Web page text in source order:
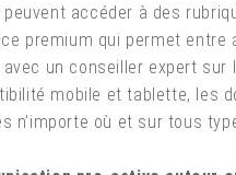
peuvent accéder à des
premium qui permet entre
avec un conseiller expert sur
mobile et tablette, les
n’importe où et sur tous